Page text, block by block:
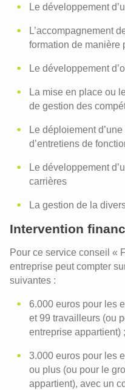
Le développement
L’accompagnement
formation de manière
Le développement
La mise en place ou
de gestion des
Le déploiement
d’entretiens de
Le développement
carrières
La gestion de la
Intervention
Pour ce service conseil «
entreprise peut compter
suivantes :
6.000 euros pour les
et 99 travailleurs (ou
entreprise appartient) ;
3.000 euros pour les
ou plus (ou pour le
appartient), avec un
Recrutement et accueil
Gestion de carrière
trouve !
Politique d'accueil
Licenciement et
Suivi, évaluation et
Classification de